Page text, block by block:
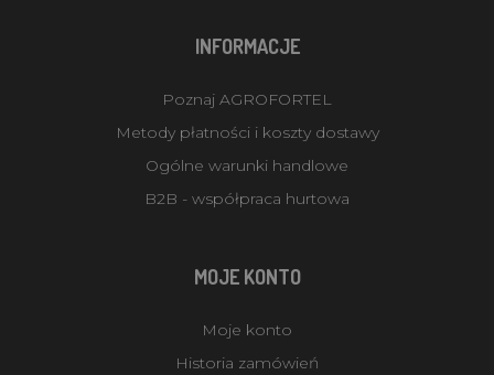
INFORMACJE
Poznaj AGROFORTEL
Metody płatności i koszty dostawy
Ogólne warunki handlowe
B2B - współpraca hurtowa
MOJE KONTO
Moje konto
Historia zamówień